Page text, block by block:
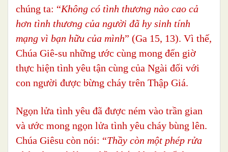
chúng ta: “Không có tình thương nào cao cả
hơn tình thương của người đã hy sinh tính
mạng vì bạn hữu của mình” (Ga 15, 13). Vì thế,
Chúa Giê-su những ước cùng mong đến giờ
thực hiện tình yêu tận cùng của Ngài đối với
con người được bừng cháy trên Thập Giá.
Ngọn lửa tình yêu đã được ném vào trần gian
và ước mong ngọn lửa tình yêu cháy bùng lên.
Chúa Giêsu còn nói: “Thầy còn một phép rửa